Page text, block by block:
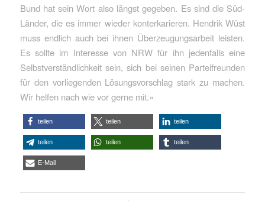
Bund hat sein Wort also längst gegeben. Es sind die Süd-
Länder, die es immer wieder konterkarieren. Hendrik Wüst
muss endlich auch bei ihnen Überzeugungsarbeit leisten.
Es sollte im Interesse von NRW für ihn jedenfalls eine
Selbstverständlichkeit sein, sich bei seinen Parteifreunden
für den vorliegenden Lösungsvorschlag stark zu machen.
Wir helfen nach wie vor gerne mit.«
teilen teilen teilen
teilen teilen teilen
E-Mail